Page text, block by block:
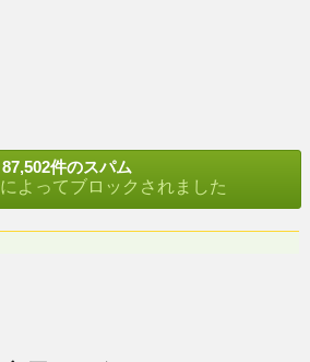
87,502件のスパム
によってブロックされました